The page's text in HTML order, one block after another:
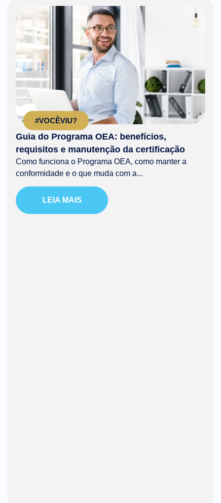
#VOCÊVIU?
Guia do Programa OEA: benefícios,
requisitos e manutenção da certificação
Como funciona o Programa OEA, como manter a
conformidade e o que muda com a...
LEIA MAIS